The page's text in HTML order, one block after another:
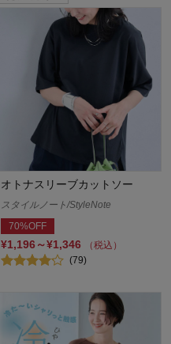
オトナスリーブカットソー
スタイルノート/StyleNote
70%OFF
¥1,196～¥1,346
（税込）
(79)